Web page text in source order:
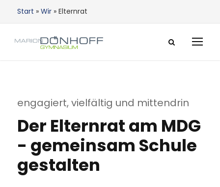
Start » Wir » Elternrat
engagiert, vielfältig und mittendrin
Der Elternrat am MDG
- gemeinsam Schule
gestalten